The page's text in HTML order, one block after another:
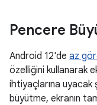
Pencere
Android 12'de az
özelliğini kullanarak
ihtiyaçlarına uyacak
büyütme, ekranın